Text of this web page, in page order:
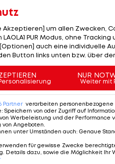
teuersten ÖFB-
der
Akzeptieren] um allen Zwecken,
PUR Modus, ohne
auch eine individuelle
Button links unten bzw. über
NUR
Weiter mit
Partner verarbeiten personenbezogene
: Speichern von oder Zugriff auf
Werbeleistung und der Performance
von Angeboten.
unter Umständen auch: Genaue
für gewisse Zwecke
Details dazu, sowie die Möglichkeit Ihr